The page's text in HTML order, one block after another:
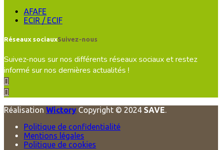
AFAFE
ECIR / ECIF
Réseaux sociauxSuivez-nous
Suivez-nous sur nos différents réseaux sociaux et restez
informé sur nos dernières actualités !
Réalisation Wictory Copyright © 2024 SAVE.
Politique de confidentialité
Mentions légales
Politique de cookies